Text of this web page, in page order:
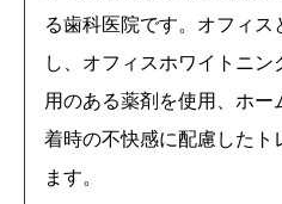
る歯科医院です。オフィ
し、オフィスホワイトニ
用のある薬剤を使用、ホ
着時の不快感に配慮した
ます。